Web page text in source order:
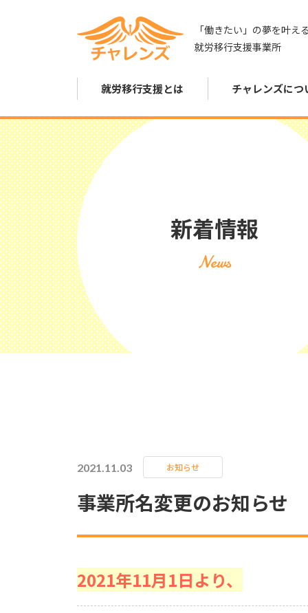
「働きたい」の夢を叶え
就労移行支援事業所
就労移行支援とは チャレンズにつ
新着情報
2021.11.03 お知らせ
事業所名変更のお知らせ
2021年11月1日より、